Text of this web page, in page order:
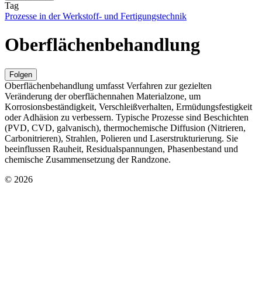
Tag
Prozesse in der Werkstoff- und Fertigungstechnik
Oberflächenbehandlung
Folgen
Oberflächenbehandlung umfasst Verfahren zur gezielten
Veränderung der oberflächennahen Materialzone, um
Korrosionsbeständigkeit, Verschleißverhalten, Ermüdungsfestigkeit
oder Adhäsion zu verbessern. Typische Prozesse sind Beschichten
(PVD, CVD, galvanisch), thermochemische Diffusion (Nitrieren,
Carbonitrieren), Strahlen, Polieren und Laserstrukturierung. Sie
beeinflussen Rauheit, Residualspannungen, Phasenbestand und
chemische Zusammensetzung der Randzone.
© 2026